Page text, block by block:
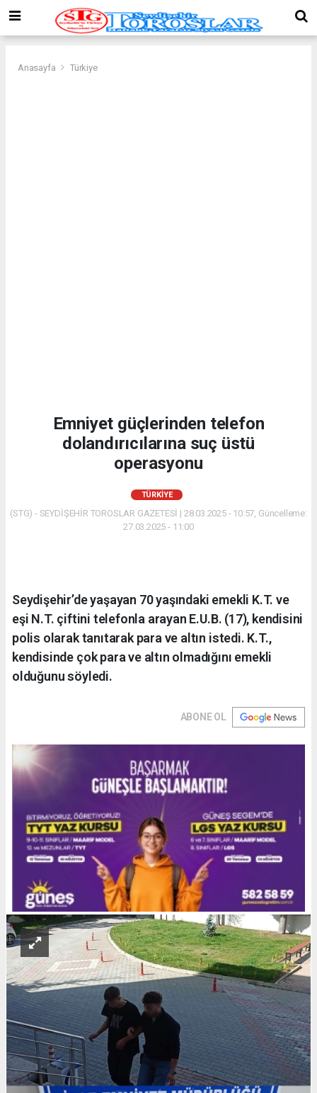
Anasayfa Türkiye
Emniyet güçlerinden telefon
dolandırıcılarına suç üstü
operasyonu
TÜRKIYE
(STG) - SEYDİŞEHİR TOROSLAR GAZETESİ | 28.03.2025 - 10:57, Güncelleme:
27.03.2025 - 11:00
Seydişehir’de yaşayan 70 yaşındaki emekli K.T. ve
eşi N.T. çiftini telefonla arayan E.U.B. (17), kendisini
polis olarak tanıtarak para ve altın istedi. K.T.,
kendisinde çok para ve altın olmadığını emekli
olduğunu söyledi.
ABONE OL